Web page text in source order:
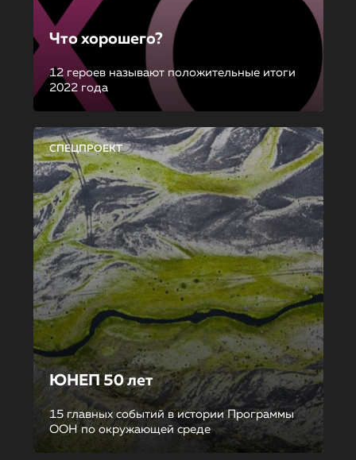
Что хорошего?
12 героев называют положительные итоги
2022 года
СПЕЦПРОЕКТ
ЮНЕП 50 лет
15 главных событий в истории Программы
ООН по окружающей среде